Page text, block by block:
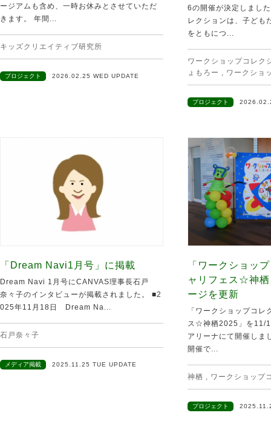
ージアムも含め、一時お休みとさせていただ
きます。 年間...
キッズクリエイティブ研究所
プロジェクト 2026.02.25 WED UPDATE
6の開催が決定しまし
レクションは、子ども
をともにつ...
ワークショップコレク
ょもろー , ワークショ
プロジェクト
「Dream Navi1月号」に掲載
Dream Navi 1月号にCANVAS理事長石戸
奈々子のインタビューが掲載されました。 ■2
025年11月18日 Dream Na...
石戸奈々子
メディア掲載 2025.11.25 TUE UPDATE
「ワークショッ
ャリフェス☆神
ージを更新
「ワークショップコ
ス☆神栖2025」を11/
アリーナにて開催しま
開催で...
神栖 , ワークショップ
プロジェクト